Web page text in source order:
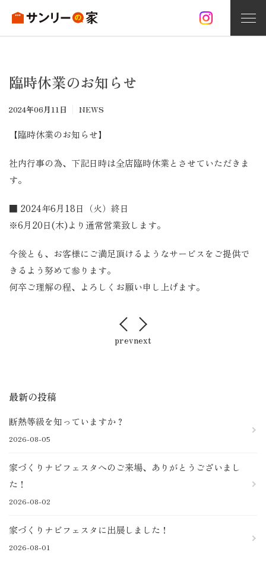
臨時休業のお知らせ
2024年06月11日 NEWS
【臨時休業のお知らせ】
社内行事の為、下記日時は全店臨時休業とさせていただきま
す。
■ 2024年6月18日（火）終日
※6月20日(木)より通常営業致します。
今後とも、お客様にご満足頂けるようなサービスをご提供で
きるよう努めて参ります。
何卒ご理解の程、よろしくお願い申し上げます。
prevnext
最新の投稿
断熱等級を知っていますか？
2026-08-05
家づくりナビフェスタへのご来場、ありがとうございまし
た！
2026-08-02
家づくりナビフェスタに出展しました！
2026-08-01
無料相談
資料請求
オープンハウス情報
施工事例
分譲住宅
リフォーム
店舗案内